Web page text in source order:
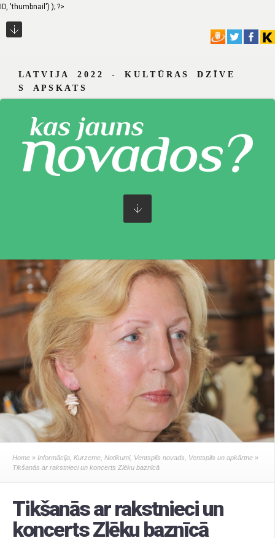
ID, 'thumbnail') ); ?>
L A T V I J A 2 0 2 2 - K U L T Ū R A S D Z Ī V E
S A P S K A T S
Home » Informācija Kurzeme Notikumi, Ventspils novads Ventspils un apkārtne »
Tikšanās ar rakstnieci un koncerts Zlēku baznīcā
Tikšanās ar rakstnieci un
koncerts Zlēku baznīcā